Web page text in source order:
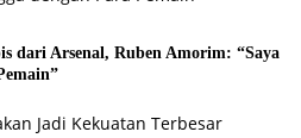
dari Arsenal, Ruben Amorim: “Saya